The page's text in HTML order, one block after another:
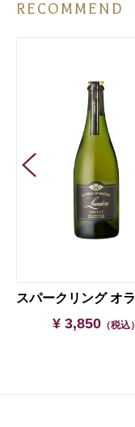
RECOMMEND
¥ 3,850 （税込）